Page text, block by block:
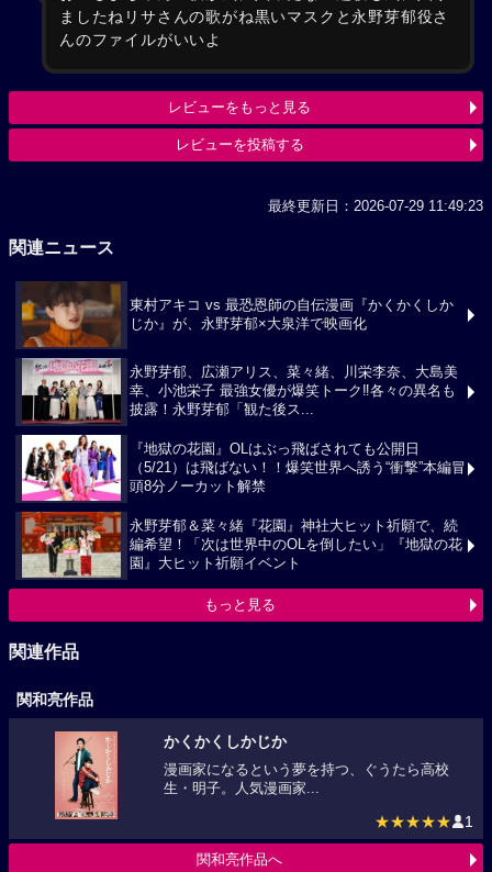
ましたねリサさんの歌がね黒いマスクと永野芽郁役さ
んのファイルがいいよ
レビューをもっと見る
レビューを投稿する
最終更新日：2026-07-29 11:49:23
関連ニュース
東村アキコ vs 最恐恩師の自伝漫画『かくかくしか
じか』が、永野芽郁×大泉洋で映画化
永野芽郁、広瀬アリス、菜々緒、川栄李奈、大島美
幸、小池栄子 最強女優が爆笑トーク‼各々の異名も
披露！永野芽郁「観た後ス...
『地獄の花園』OLはぶっ飛ばされても公開日
（5/21）は飛ばない！！爆笑世界へ誘う“衝撃”本編冒
頭8分ノーカット解禁
永野芽郁＆菜々緒『花園』神社大ヒット祈願で、続
編希望！「次は世界中のOLを倒したい」『地獄の花
園』大ヒット祈願イベント
もっと見る
関連作品
関和亮作品
かくかくしかじか
漫画家になるという夢を持つ、ぐうたら高校
生・明子。人気漫画家...
★★★★★ 1
関和亮作品へ